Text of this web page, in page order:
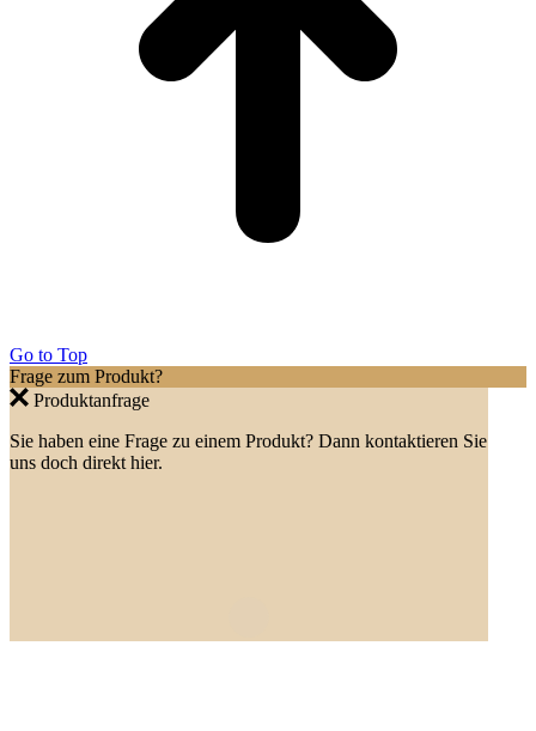
Go to Top
Frage zum Produkt?
Produktanfrage
Sie haben eine Frage zu einem Produkt? Dann kontaktieren Sie
uns doch direkt hier.